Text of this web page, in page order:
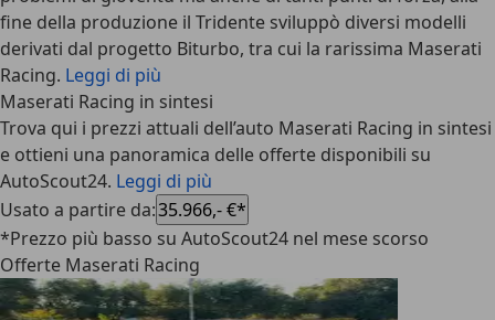
fine della produzione il Tridente sviluppò diversi modelli
derivati dal progetto Biturbo, tra cui la rarissima Maserati
Racing. Leggi di più
Maserati Racing in sintesi
Trova qui i prezzi attuali dell’auto Maserati Racing in sintesi
e ottieni una panoramica delle offerte disponibili su
AutoScout24. Leggi di più
Usato a partire da:35.966,- €*
*Prezzo più basso su AutoScout24 nel mese scorso
Offerte Maserati Racing